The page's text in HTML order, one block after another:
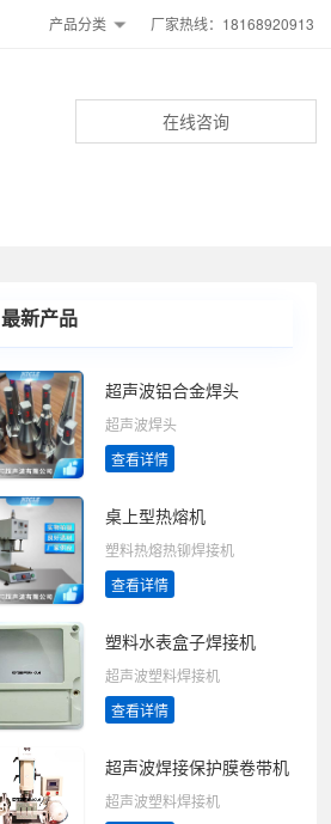
产品分类 厂家热线：18168920913
在线咨询
最新产品
超声波铝合金焊头
超声波焊头
查看详情
桌上型热熔机
塑料热熔热铆焊接机
查看详情
塑料水表盒子焊接机
超声波塑料焊接机
查看详情
超声波焊接保护膜卷带机
超声波塑料焊接机